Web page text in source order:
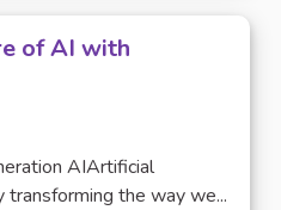
of AI with
AIArtificial
the way we...